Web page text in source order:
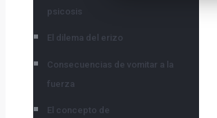
psicosis
El dilema del erizo
Consecuencias de vomitar a la
fuerza
El concepto de